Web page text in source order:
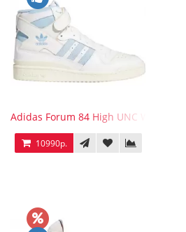
Adidas Forum 84 High UNC White Blue
10990р.